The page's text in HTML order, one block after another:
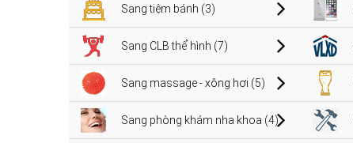
Sang tiệm bánh (3)
Sang CLB thể hình (7)
Sang massage - xông hơi (5)
Sang phòng khám nha khoa (4)